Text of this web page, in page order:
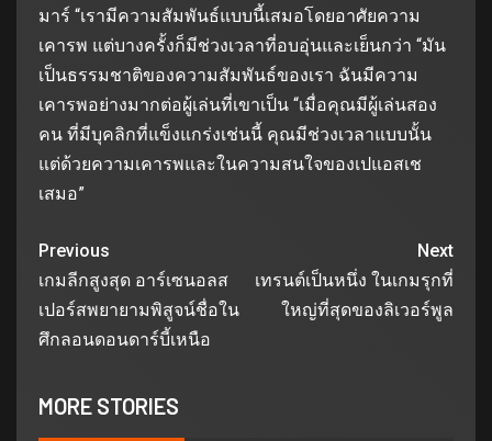
มาร์ “เรามีความสัมพันธ์แบบนี้เสมอโดยอาศัยความ
เคารพ แต่บางครั้งก็มีช่วงเวลาที่อบอุ่นและเย็นกว่า “มัน
เป็นธรรมชาติของความสัมพันธ์ของเรา ฉันมีความ
เคารพอย่างมากต่อผู้เล่นที่เขาเป็น “เมื่อคุณมีผู้เล่นสอง
คน ที่มีบุคลิกที่แข็งแกร่งเช่นนี้ คุณมีช่วงเวลาแบบนั้น
แต่ด้วยความเคารพและในความสนใจของเปแอสเช
เสมอ”
Previous
เกมลีกสูงสุด อาร์เซนอลส
เปอร์สพยายามพิสูจน์ชื่อใน
ศึกลอนดอนดาร์บี้เหนือ
Next
เทรนต์เป็นหนึ่ง ในเกมรุกที่
ใหญ่ที่สุดของลิเวอร์พูล
MORE STORIES